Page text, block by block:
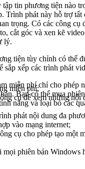
tập tin phương tiện nào
Trình phát này hỗ trợ tất
trọng. Có các công cụ
cắt góc và xen kẽ
lý.
tiện tùy chỉnh có thể
xếp các trình phát
miễn phí chỉ cho phép
Bạn có thể mua
năng và loại bỏ các
miễn phí;
cụ để xem những nội
phát nội dung đa
vào mạng internet;
cụ cho phép tạo một
phiên bản Windows